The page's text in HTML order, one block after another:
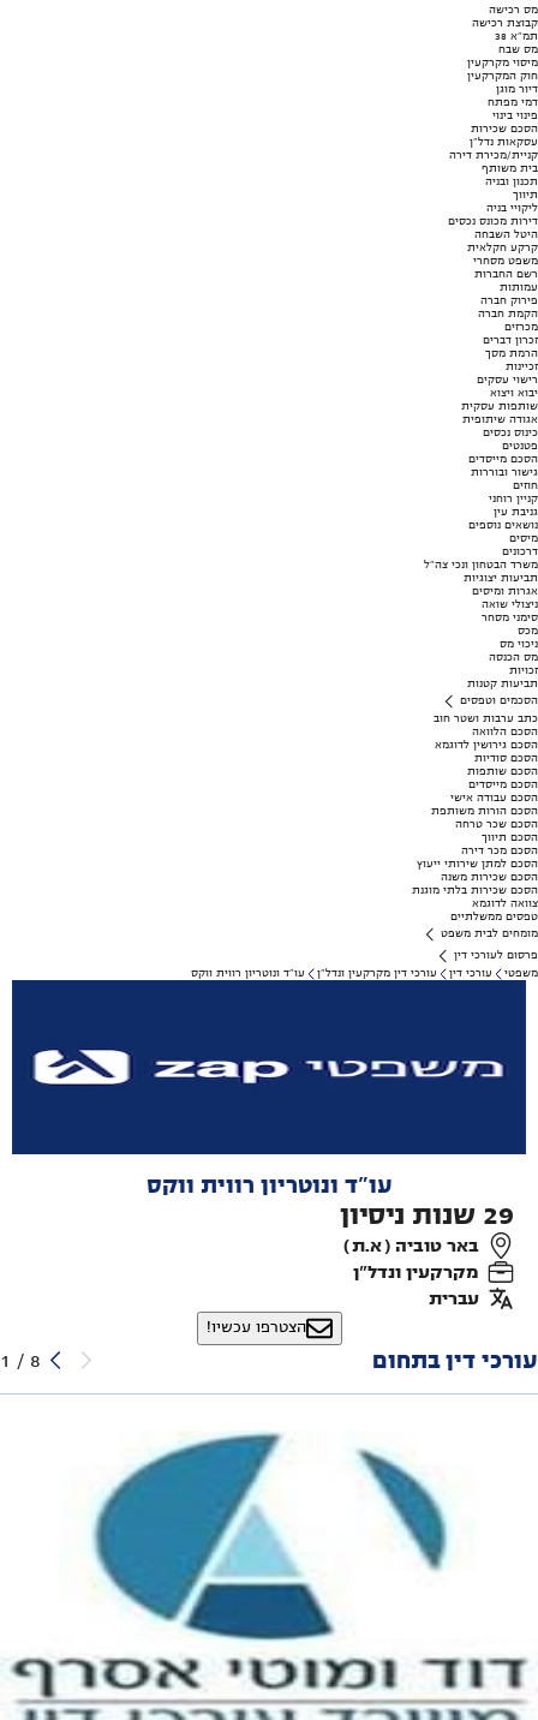
מס רכישה
קבוצת רכישה
תמ"א 38
מס שבח
מיסוי מקרקעין
חוק המקרקעין
דיור מוגן
דמי מפתח
פינוי בינוי
הסכם שכירות
עסקאות נדל"ן
קניית/מכירת דירה
בית משותף
תכנון ובניה
תיווך
ליקויי בניה
דירות מכונס נכסים
היטל השבחה
קרקע חקלאית
משפט מסחרי
רשם החברות
עמותות
פירוק חברה
הקמת חברה
מכרזים
זכרון דברים
הרמת מסך
זכיינות
רישוי עסקים
יבוא ויצוא
שותפות עסקית
אגודה שיתופית
כינוס נכסים
פטנטים
הסכם מייסדים
גישור ובוררות
חוזים
קניין רוחני
גניבת עין
נושאים נוספים
מיסים
דרכונים
משרד הבטחון ונכי צה"ל
תביעות יצוגיות
אגרות ומיסים
ניצולי שואה
סימני מסחר
מכס
ניכוי מס
מס הכנסה
זכויות
תביעות קטנות
הסכמים וטפסים
כתב ערבות ושטר חוב
הסכם הלוואה
הסכם גירושין לדוגמא
הסכם סודיות
הסכם שותפות
הסכם מייסדים
הסכם עבודה אישי
הסכם הורות משותפת
הסכם שכר טרחה
הסכם תיווך
הסכם מכר דירה
הסכם למתן שירותי ייעוץ
הסכם שכירות משנה
הסכם שכירות בלתי מוגנת
צוואה לדוגמא
טפסים ממשלתיים
מומחים לבית משפט
פרסום לעורכי דין
משפטי
עורכי דין עורכי דין מקרקעין ונדל"ן עו"ד ונוטריון רווית ווקס
עו"ד ונוטריון רווית ווקס
29 שנות ניסיון
באר טוביה ( א.ת )
מקרקעין ונדל"ן
עברית
הצטרפו עכשיו!
עורכי דין בתחום 8
/
1
דוד ומוטי אסרף - משרד עו"ד
מקרקעין ונדל"ן